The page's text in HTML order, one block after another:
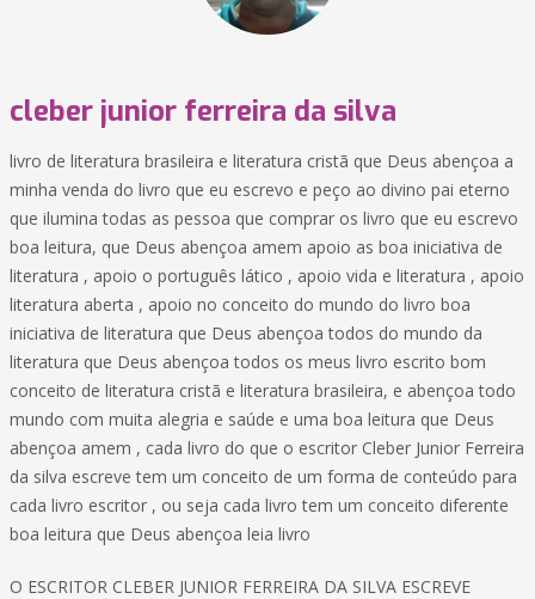
cleber junior ferreira da silva
livro de literatura brasileira e literatura cristã que Deus abençoa a
minha venda do livro que eu escrevo e peço ao divino pai eterno
que ilumina todas as pessoa que comprar os livro que eu escrevo
boa leitura, que Deus abençoa amem apoio as boa iniciativa de
literatura , apoio o português lático , apoio vida e literatura , apoio
literatura aberta , apoio no conceito do mundo do livro boa
iniciativa de literatura que Deus abençoa todos do mundo da
literatura que Deus abençoa todos os meus livro escrito bom
conceito de literatura cristã e literatura brasileira, e abençoa todo
mundo com muita alegria e saúde e uma boa leitura que Deus
abençoa amem , cada livro do que o escritor Cleber Junior Ferreira
da silva escreve tem um conceito de um forma de conteúdo para
cada livro escritor , ou seja cada livro tem um conceito diferente
boa leitura que Deus abençoa leia livro
O ESCRITOR CLEBER JUNIOR FERREIRA DA SILVA ESCREVE